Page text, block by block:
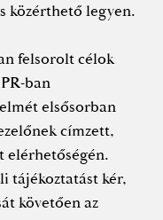
közérthető legyen.
felsorolt célok
ban
elsősorban
címzett,
tájékoztatást kér,
követően az